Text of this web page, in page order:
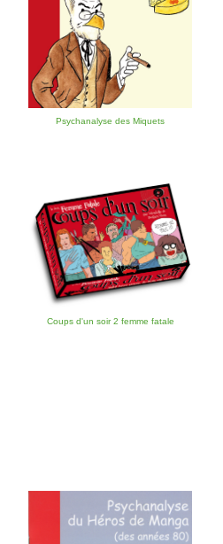
Psychanalyse des Miquets
Coups d'un soir 2 femme fatale